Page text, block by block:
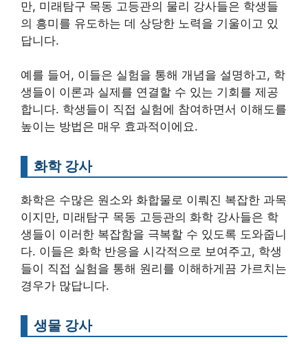
만, 미래탐구 목동 고등관의 물리 강사들은 학생들
의 흥미를 유도하는 데 상당한 노력을 기울이고 있
답니다.
예를 들어, 이들은 실험을 통해 개념을 설명하고, 학
생들이 이론과 실제를 연결할 수 있는 기회를 제공
합니다. 학생들이 직접 실험에 참여하면서 이해도를
높이는 방법은 매우 효과적이에요.
화학 강사
화학은 수많은 원소와 화합물로 이뤄진 복잡한 과목
이지만, 미래탐구 목동 고등관의 화학 강사들은 학
생들이 이러한 복잡함을 극복할 수 있도록 도와줍니
다. 이들은 화학 반응을 시각적으로 보여주고, 학생
들이 직접 실험을 통해 원리를 이해하게끔 가르치는
경우가 많답니다.
생물 강사